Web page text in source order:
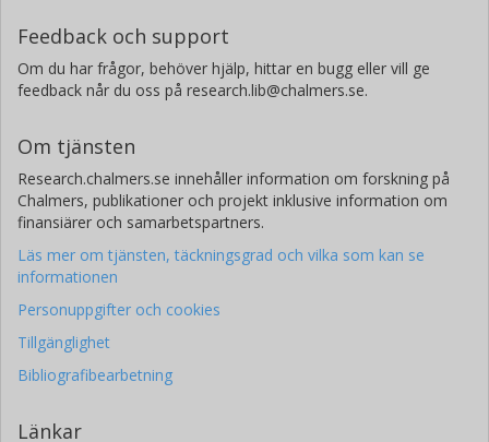
Feedback och support
Om du har frågor, behöver hjälp, hittar en bugg eller vill ge
feedback når du oss på research.lib@chalmers.se.
Om tjänsten
Research.chalmers.se innehåller information om forskning på
Chalmers, publikationer och projekt inklusive information om
finansiärer och samarbetspartners.
Läs mer om tjänsten, täckningsgrad och vilka som kan se
informationen
Personuppgifter och cookies
Tillgänglighet
Bibliografibearbetning
Länkar